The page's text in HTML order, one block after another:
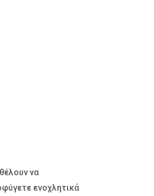
να
ενοχλητικά